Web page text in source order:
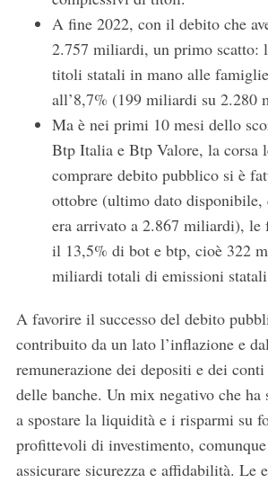
A fine 2022, con il debito che
2.757 miliardi, un primo scatto:
titoli statali in mano alle
all’8,7% (199 miliardi su
Ma è nei primi 10 mesi dello
Btp Italia e Btp Valore, la corsa
comprare debito pubblico si è
ottobre (ultimo dato
era arrivato a 2.867 miliardi), le
il 13,5% di bot e btp, cioè 322
miliardi totali di emissioni
A favorire il successo del debito
contribuito da un lato l’inflazione e
remunerazione dei depositi e dei
delle banche. Un mix negativo che
a spostare la liquidità e i risparmi su
profittevoli di investimento,
assicurare sicurezza e affidabilità. Le